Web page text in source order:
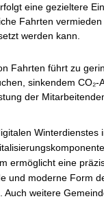
eine gezieltere
Fahrten
werden kann.
Fahrten führt zu
sinkendem CO₂-
der
Winterdienstes
ermöglicht eine
und moderne Form
Auch weitere